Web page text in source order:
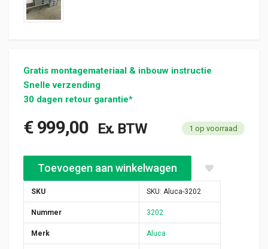
Gratis montagemateriaal & inbouw instructie
Snelle verzending
30 dagen retour garantie*
€999,00 Ex. BTW 1 op voorraad
Aluca bedrijfswageninrichting 2250x420x1050mm (3202)
Toevoegen aan winkelwagen
SKU SKU: Aluca-3202
Nummer 3202
Merk Aluca